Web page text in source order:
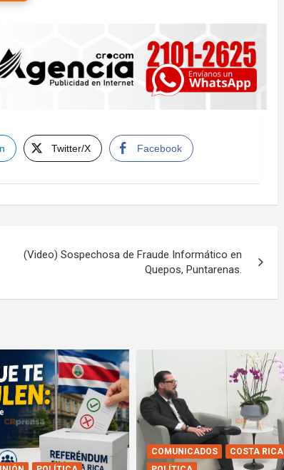
Twitter/X Facebook
(Video) Sospechosa de Fraude Informático en
Quepos, Puntarenas.
COMUNICADOS COSTA RICA